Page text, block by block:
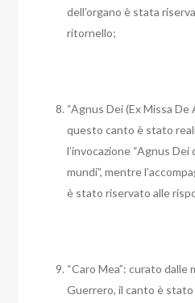
dell’organo è stata
ritornello;
“Agnus Dei (Ex Missa De
questo canto è stato
l’invocazione “Agnus
mundi”, mentre
è stato riservato alle
“Caro Mea”: curato dalle
Guerrero, il canto è